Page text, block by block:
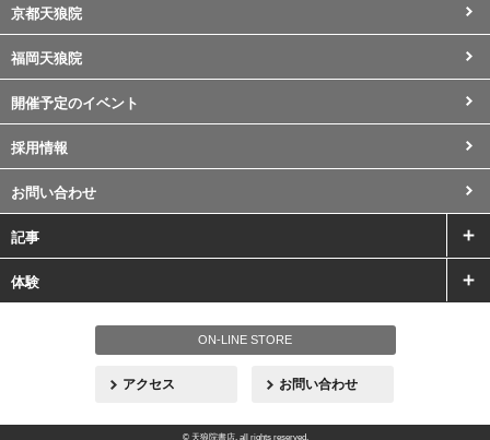
京都天狼院
福岡天狼院
開催予定のイベント
採用情報
お問い合わせ
記事
体験
ON-LINE STORE
アクセス お問い合わせ
© 天狼院書店. all rights reserved.